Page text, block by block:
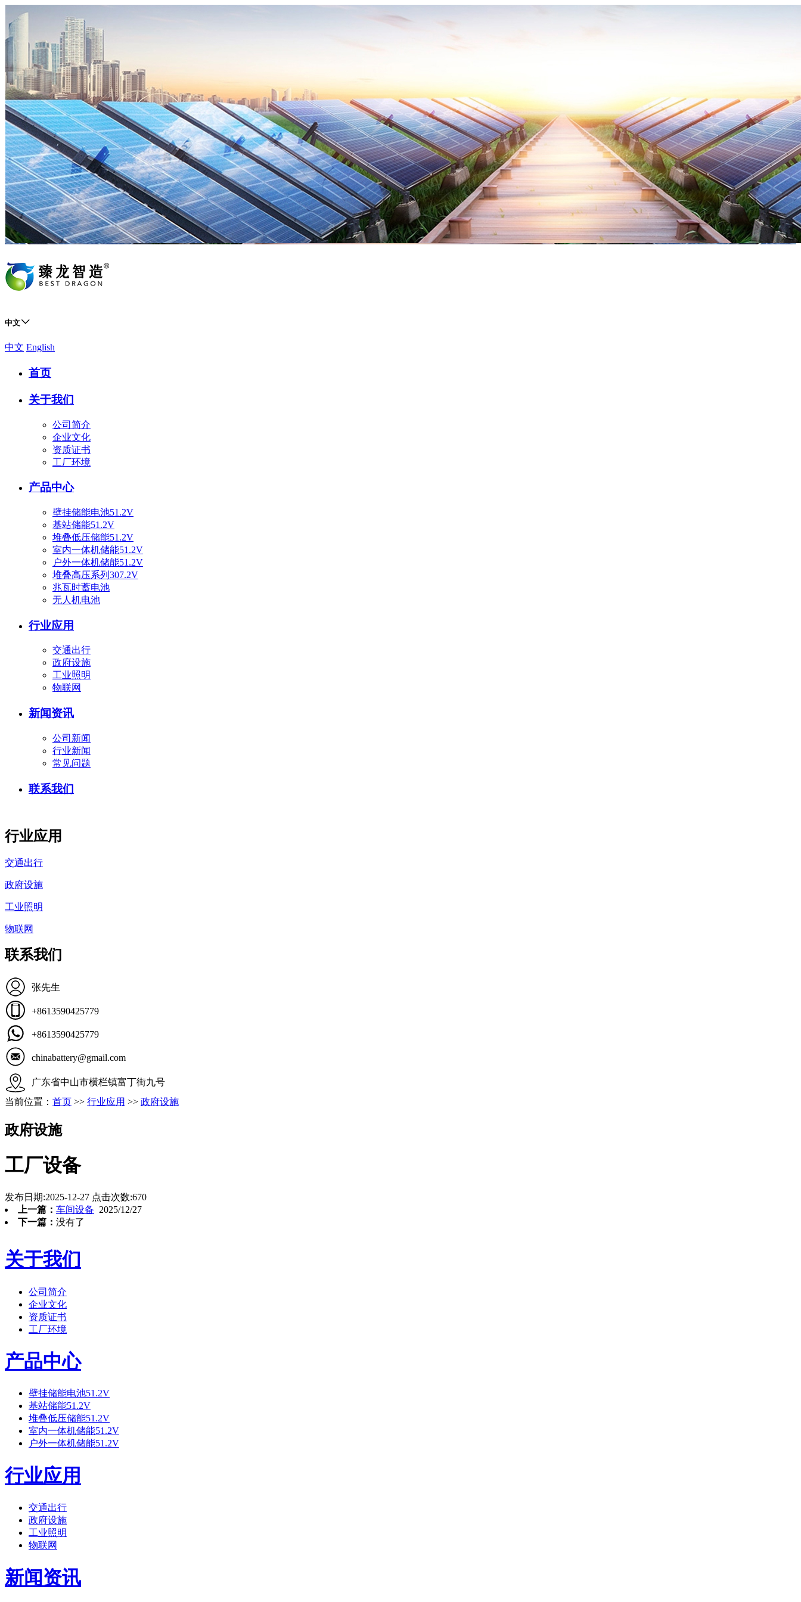
中文
中文 English
首页
关于我们
公司简介
企业文化
资质证书
工厂环境
产品中心
壁挂储能电池51.2V
基站储能51.2V
堆叠低压储能51.2V
室内一体机储能51.2V
户外一体机储能51.2V
堆叠高压系列307.2V
兆瓦时蓄电池
无人机电池
行业应用
交通出行
政府设施
工业照明
物联网
新闻资讯
公司新闻
行业新闻
常见问题
联系我们
行业应用
交通出行
政府设施
工业照明
物联网
联系我们
张先生
+8613590425779
+8613590425779
chinabattery@gmail.com
广东省中山市横栏镇富丁街九号
当前位置： 首页 >> 行业应用 >> 政府设施
政府设施
工厂设备
发布日期:2025-12-27 点击次数:670
上一篇： 车间设备 2025/12/27
下一篇： 没有了
关于我们
公司简介
企业文化
资质证书
工厂环境
产品中心
壁挂储能电池51.2V
基站储能51.2V
堆叠低压储能51.2V
室内一体机储能51.2V
户外一体机储能51.2V
行业应用
交通出行
政府设施
工业照明
物联网
新闻资讯